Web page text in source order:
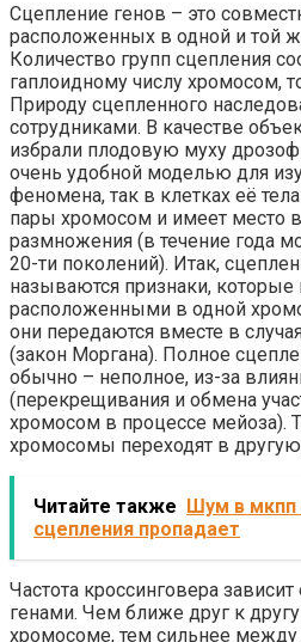
Сцепление генов – это
расположенных в одной и той
Количество групп сцепления
гаплоидному числу хромосом,
Природу сцепленного
сотрудниками. В качестве
избрали плодовую муху
очень удобной моделью для
феномена, так в клетках её
пары хромосом и имеет место
размножения (в течение года
20-ти поколений). Итак,
называются признаки, которые
расположенными в одной
они передаются вместе в
(закон Моргана). Полное
обычно – неполное, из-за
(перекрещивания и обмена
хромосом в процессе мейоза).
хромосомы переходят в
Читайте также Шум в
сцепления пропадает
Частота кроссинговера
генами. Чем ближе друг к
хромосоме, тем сильнее